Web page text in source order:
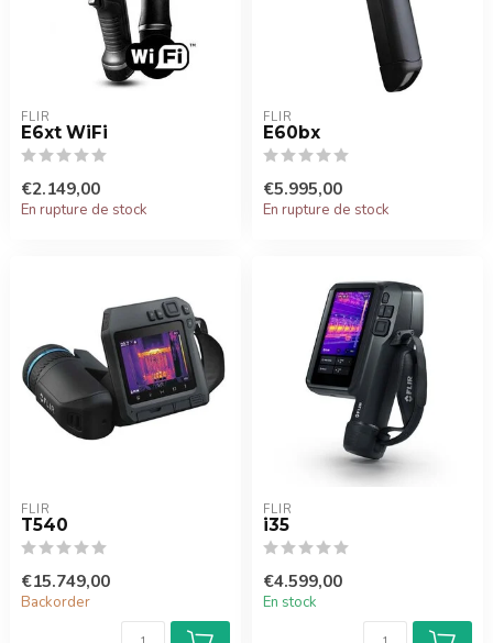
FLIR
E6xt WiFi
€2.149,00
En rupture de stock
FLIR
E60bx
€5.995,00
En rupture de stock
FLIR
T540
€15.749,00
Backorder
FLIR
i35
€4.599,00
En stock